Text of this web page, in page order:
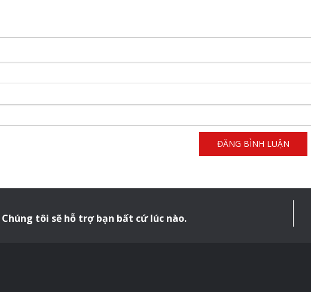
Chúng tôi sẽ hỗ trợ bạn bất cứ lúc nào.